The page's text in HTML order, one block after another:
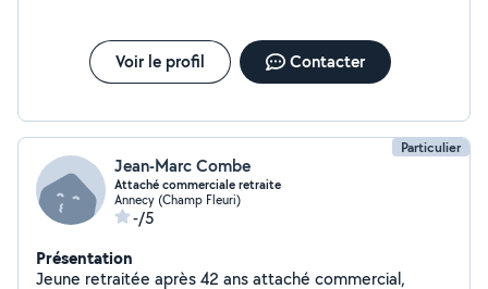
Voir le profil Contacter
Particulier
Jean-Marc Combe
Attaché commerciale retraite
Annecy (Champ Fleuri)
-/5
Présentation
Jeune retraitée après 42 ans attaché commercial,